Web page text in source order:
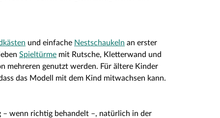
und einfache Nestschaukeln an erster
Spieltürme mit Rutsche, Kletterwand und
mehreren genutzt werden. Für ältere Kinder
das Modell mit dem Kind mitwachsen kann.
– wenn richtig behandelt –, natürlich in der